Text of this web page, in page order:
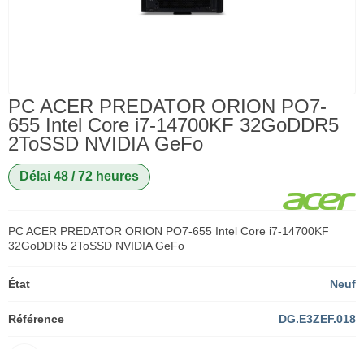
PC ACER PREDATOR ORION PO7-
655 Intel Core i7-14700KF 32GoDDR5
2ToSSD NVIDIA GeFo
Délai 48 / 72 heures
PC ACER PREDATOR ORION PO7-655 Intel Core i7-14700KF
32GoDDR5 2ToSSD NVIDIA GeFo
État Neuf
Référence DG.E3ZEF.018